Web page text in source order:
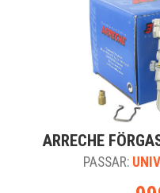
När du valt kommer
och
ARRECHE
PASSAR: